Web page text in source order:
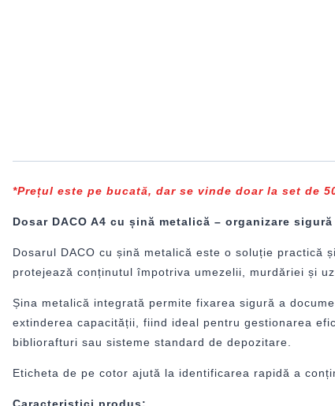
*Prețul este pe bucată, dar se vinde doar la set de
Dosar DACO A4 cu șină metalică – organizare
Dosarul DACO cu șină metalică este o soluție practică
protejează conținutul împotriva umezelii, murdăriei și
Șina metalică integrată permite fixarea sigură a
extinderea capacității, fiind ideal pentru gestionarea
bibliorafturi sau sisteme standard de depozitare.
Eticheta de pe cotor ajută la identificarea rapidă a
Caracteristici produs: